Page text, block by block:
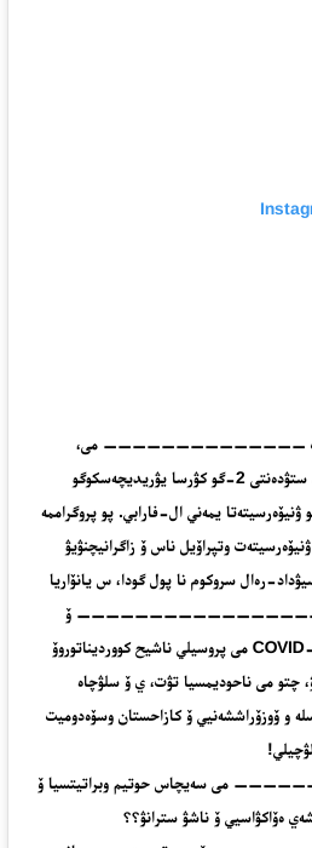
—————————————— مى،
گراجدانە رەسپۋبليكي كازاحستان، ستۋدەنتى 2-گو كۋرسا يۋريديچەسكوگو
ۋنيۆەرسيتەتا يمەني ال-فارابي. پو پروگراممە
وتپراۆيل ناس ۆ زاگرانيچنۋيۋ
رەال سروكوم نا پول گودا، س يانۆاريا
——————————————————— ۆ
سۆيازي س راسپروسترانەنيەم COVID-19 مى پروسيلي ناشيح كوورديناتوروۆ
چتو مى ناحوديمسيا تۋت، ي ۆ سلۋچاە
و ۆوزۆراششەنيي ۆ كازاحستان وسۆەدوميت
سەيچاس حوتيم وبراتيتسيا ۆ
ەۆاكۋاسيي ۆ ناشۋ سترانۋ؟؟